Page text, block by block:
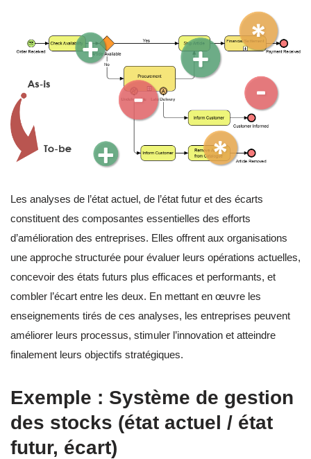
Les analyses de l’état actuel, de l’état futur et des écarts
constituent des composantes essentielles des efforts
d’amélioration des entreprises. Elles offrent aux organisations
une approche structurée pour évaluer leurs opérations actuelles,
concevoir des états futurs plus efficaces et performants, et
combler l’écart entre les deux. En mettant en œuvre les
enseignements tirés de ces analyses, les entreprises peuvent
améliorer leurs processus, stimuler l’innovation et atteindre
finalement leurs objectifs stratégiques.
Exemple : Système de gestion
des stocks (état actuel / état
futur, écart)